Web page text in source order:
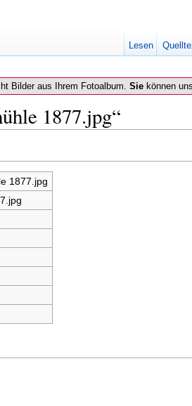
Bilder aus Ihrem Fotoalbum. Sie können
1877.jpg“
1877.jpg
Lesen